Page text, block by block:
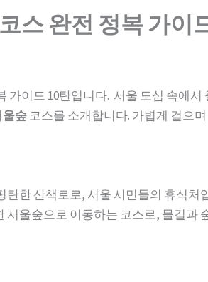
스 완전 정복 가이
가이드 10탄입니다. 서울 도심 속에서
숲코스를 소개합니다. 가볍게 걸으
탄한 산책로로, 서울 시민들의 휴식처
서울숲으로 이동하는 코스로, 물길과